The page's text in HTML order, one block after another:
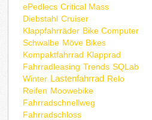
ePedlecs Critical Mass
Diebstahl Cruiser
Klappfahrräder Bike Computer
Schwalbe Möve Bikes
Kompaktfahrrad Klapprad
Fahrradleasing Trends SQLab
Winter Lastenfahrrad Relo
Reifen Moowebike
Fahrradschnellweg
Fahrradschloss